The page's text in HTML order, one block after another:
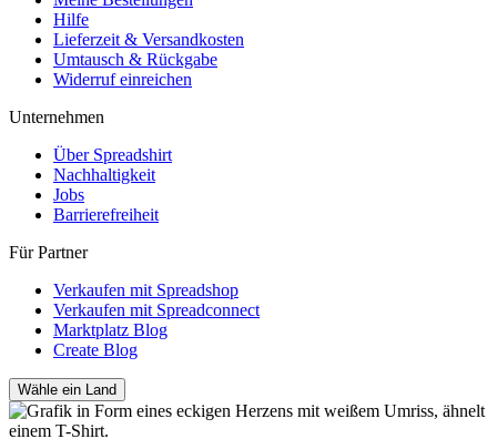
Hilfe
Lieferzeit & Versandkosten
Umtausch & Rückgabe
Widerruf einreichen
Unternehmen
Über Spreadshirt
Nachhaltigkeit
Jobs
Barrierefreiheit
Für Partner
Verkaufen mit Spreadshop
Verkaufen mit Spreadconnect
Marktplatz Blog
Create Blog
Wähle ein Land